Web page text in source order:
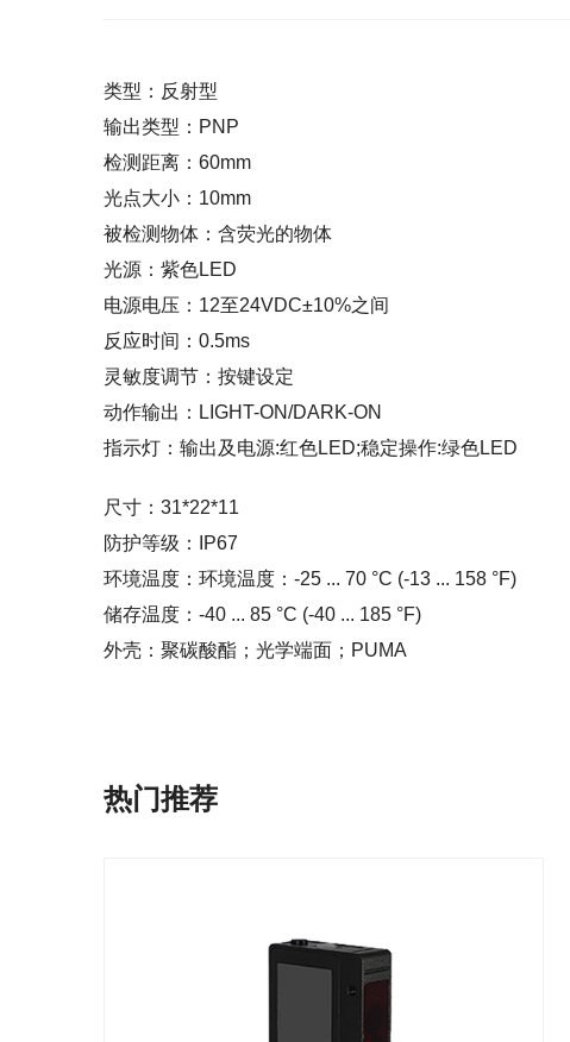
类型：反射型
输出类型：PNP
检测距离：60mm
光点大小：10mm
被检测物体：含荧光的物体
光源：紫色LED
电源电压：12至24VDC±10%之间
反应时间：0.5ms
灵敏度调节：按键设定
动作输出：LIGHT-ON/DARK-ON
指示灯：输出及电源:红色LED;稳定操作:绿色LED
尺寸：31*22*11
防护等级：IP67
环境温度：环境温度：-25 ... 70 °C (-13 ... 158 °F)
储存温度：-40 ... 85 °C (-40 ... 185 °F)
外壳：聚碳酸酯；光学端面；PUMA
热门推荐